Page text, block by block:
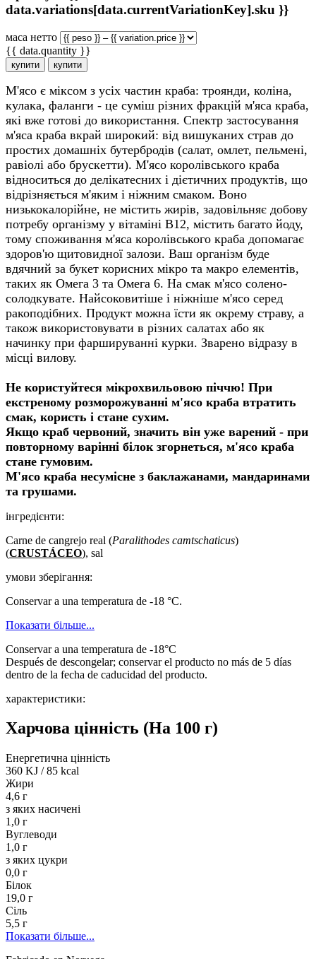
data.variations[data.currentVariationKey].sku }}
маса нетто
{{ data.quantity }}
купити купити
М'ясо є міксом з усіх частин краба: троянди, коліна,
кулака, фаланги - це суміш різних фракцій м'яса краба,
які вже готові до використання. Спектр застосування
м'яса краба вкрай широкий: від вишуканих страв до
простих домашніх бутербродів (салат, омлет, пельмені,
равіолі або брускетти). М'ясо королівського краба
відноситься до делікатесних і дієтичних продуктів, що
відрізняється м'яким і ніжним смаком. Воно
низькокалорійне, не містить жирів, задовільняє добову
потребу організму у вітаміні В12, містить багато йоду,
тому споживання м'яса королівського краба допомагає
здоров'ю щитовидної залози. Ваш організм буде
вдячний за букет корисних мікро та макро елементів,
таких як Омега 3 та Омега 6. На смак м'ясо солено-
солодкувате. Найсоковитіше і ніжніше м'ясо серед
ракоподібних. Продукт можна їсти як окрему страву, а
також використовувати в різних салатах або як
начинку при фаршируванні курки. Зварено відразу в
місці вилову.
Не користуйтеся мікрохвильовою піччю! При
екстреному розморожуванні м'ясо краба втратить
смак, користь і стане сухим.
Якщо краб червоний, значить він уже варений - при
повторному варінні білок згорнеться, м'ясо краба
стане гумовим.
М'ясо краба несумісне з баклажанами, мандаринами
та грушами.
інгредієнти:
Carne de cangrejo real (Paralithodes camtschaticus)
(CRUSTÁCEO), sal
умови зберігання:
Conservar a una temperatura de -18 °C.
Показати більше...
Conservar a una temperatura de -18°C
Después de descongelar; conservar el producto no más de 5 días
dentro de la fecha de caducidad del producto.
характеристики:
Харчова цінність (На 100 г)
Енергетична цінність
360 KJ / 85 kcal
Жири
4,6 г
з яких насичені
1,0 г
Вуглеводи
1,0 г
з яких цукри
0,0 г
Білок
19,0 г
Сіль
5,5 г
Показати більше...